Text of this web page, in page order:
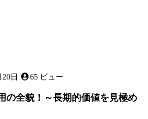
日 65 ビュー
の全貌！～長期的価値を見極め